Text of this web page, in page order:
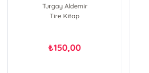
Turgay Aldemir
Tire Kitap
₺150,00